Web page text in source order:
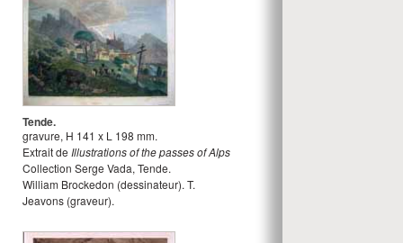
Tende.
gravure, H 141 x L 198 mm.
Extrait de Illustrations of the passes of Alps
Collection Serge Vada, Tende.
William Brockedon (dessinateur). T.
Jeavons (graveur).